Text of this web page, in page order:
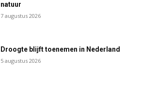
natuur
7 augustus 2026
Droogte blijft toenemen in Nederland
5 augustus 2026